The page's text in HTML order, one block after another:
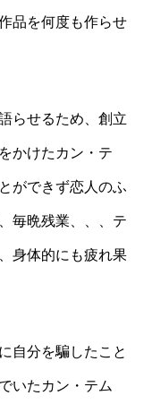
品を何度も作らせ
らせるため、創立
かけたカン・テ
ができず恋人のふ
毎晩残業、、、テ
身体的にも疲れ果
自分を騙したこと
いたカン・テム